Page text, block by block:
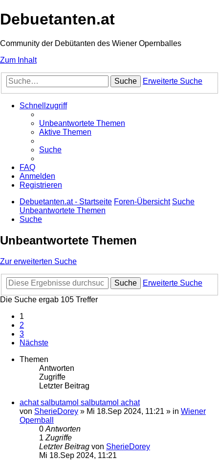
Debuetanten.at
Community der Debütanten des Wiener Opernballes
Zum Inhalt
Suche Erweiterte Suche
Schnellzugriff
Unbeantwortete Themen
Aktive Themen
Suche
FAQ
Anmelden
Registrieren
Debuetanten.at - Startseite Foren-Übersicht Suche
Unbeantwortete Themen
Suche
Unbeantwortete Themen
Zur erweiterten Suche
Suche
Erweiterte Suche
Die Suche ergab 105 Treffer
1
2
3
Nächste
Themen
Antworten
Zugriffe
Letzter Beitrag
achat salbutamol salbutamol achat
von SherieDorey » Mi 18.Sep 2024, 11:21 » in Wiener
Opernball
0 Antworten
1 Zugriffe
Letzter Beitrag von SherieDorey
Mi 18.Sep 2024, 11:21